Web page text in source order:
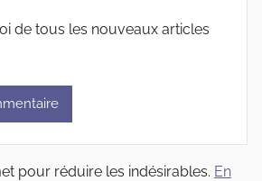
de tous les nouveaux articles
pour réduire les indésirables. En